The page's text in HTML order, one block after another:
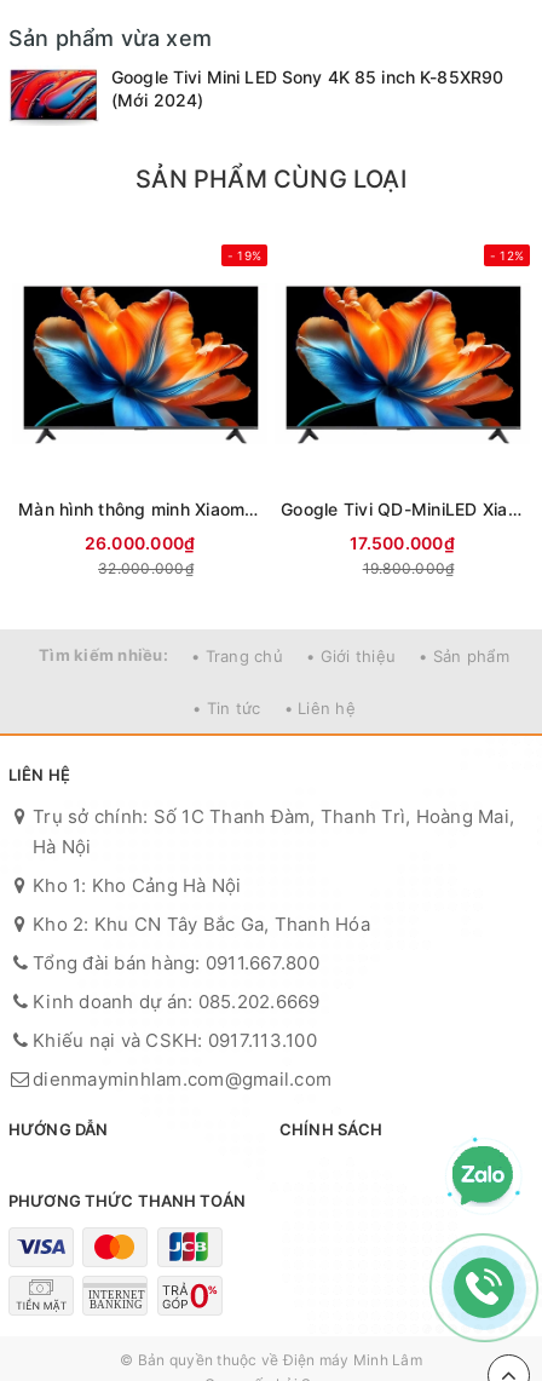
Sản phẩm vừa xem
Google Tivi Mini LED Sony 4K 85 inch K-85XR90
(Mới 2024)
SẢN PHẨM CÙNG LOẠI
- 19%
Màn hình thông minh Xiaomi 4K 85 inch Smart Display S L85MC-STWN (Mới 2026)
26.000.000₫
32.000.000₫
- 12%
Google Tivi QD-MiniLED Xiaomi S 4K 75 inch L75MC-SSEA (Mới 2026)
17.500.000₫
19.800.000₫
Tìm kiếm nhiều: • Trang chủ • Giới thiệu • Sản phẩm
• Tin tức • Liên hệ
LIÊN HỆ
Trụ sở chính: Số 1C Thanh Đàm, Thanh Trì, Hoàng Mai,
Hà Nội
Kho 1: Kho Cảng Hà Nội
Kho 2: Khu CN Tây Bắc Ga, Thanh Hóa
Tổng đài bán hàng: 0911.667.800
Kinh doanh dự án: 085.202.6669
Khiếu nại và CSKH: 0917.113.100
dienmayminhlam.com@gmail.com
HƯỚNG DẪN CHÍNH SÁCH
PHƯƠNG THỨC THANH TOÁN
© Bản quyền thuộc về Điện máy Minh Lâm